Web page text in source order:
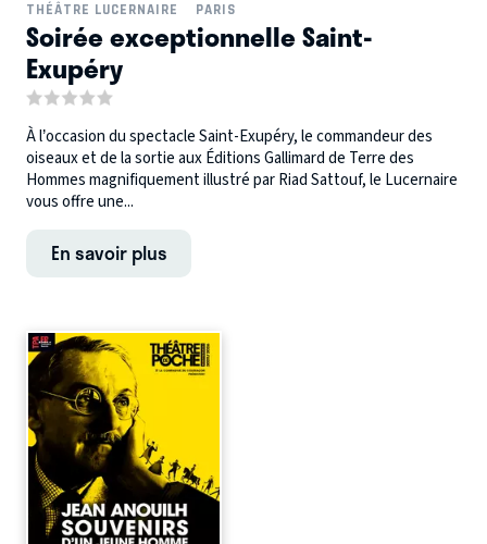
THÉÂTRE LUCERNAIRE
PARIS
Soirée exceptionnelle Saint-
Exupéry
À l’occasion du spectacle Saint-Exupéry, le commandeur des
oiseaux et de la sortie aux Éditions Gallimard de Terre des
Hommes magnifiquement illustré par Riad Sattouf, le Lucernaire
vous offre une...
En savoir plus